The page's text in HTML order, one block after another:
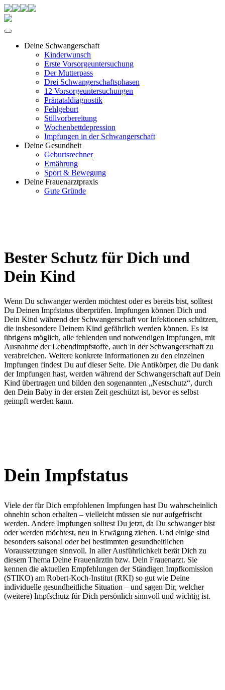
Deine Schwangerschaft
Kinderwunsch
Erste Vorsorgeuntersuchung
Der Mutterpass
Drei Schwangerschaftsphasen
12 Vorsorgeuntersuchungen
Pränataldiagnostik
Fehlgeburt
Stillvorbereitung
Wochenbettdepression
Impfungen in der Schwangerschaft
Deine Gesundheit
Geburtsrechner
Ernährung
Sport & Bewegung
Deine Frauenarztpraxis
Gute Gründe
Bester Schutz für Dich und
Dein Kind
Wenn Du schwanger werden möchtest oder es bereits bist, solltest
Du Deinen Impfstatus überprüfen. Impfungen können Dich und
Dein Kind während der Schwangerschaft vor Infektionen schützen,
die insbesondere Deinem Kind gefährlich werden können. Es ist
übrigens möglich, alle fehlenden und notwendigen Impfungen, mit
Ausnahme der Lebendimpfstoffe, auch in der Schwangerschaft zu
verabreichen. Weitere konkrete Informationen zu den einzelnen
Impfungen findest Du auf dieser Seite. Die Antikörper, die Du dank
der Impfungen hast, werden während der Schwangerschaft auf Dein
Kind übertragen und bilden den sogenannten „Nestschutz“, durch
den Dein Baby in der ersten Zeit geschützt ist, bevor es selbst
geimpft werden kann.
Dein Impfstatus
Viele der für Dich empfohlenen Impfungen hast Du wahrscheinlich
ohnehin schon erhalten – vielleicht müssen sie nur aufgefrischt
werden. Andere Impfungen solltest Du jetzt, da Du schwanger bist
oder werden möchtest, neu in Erwägung ziehen. Und einige sind
besonders saisonal oder bei bestimmten gesundheitlichen
Voraussetzungen sinnvoll. In aller Ausführlichkeit berät Dich zu
diesem Thema Deine Frauenärztin bzw. Dein Frauenarzt. Sie
kennen die aktuellen Empfehlungen der Ständigen Impfkomission
(STIKO) am Robert-Koch-Institut (RKI) so gut wie Deine
individuelle gesundheitliche Situation – und sagen Dir, welcher
(weitere) Impfschutz für Dich persönlich sinnvoll und wichtig ist.